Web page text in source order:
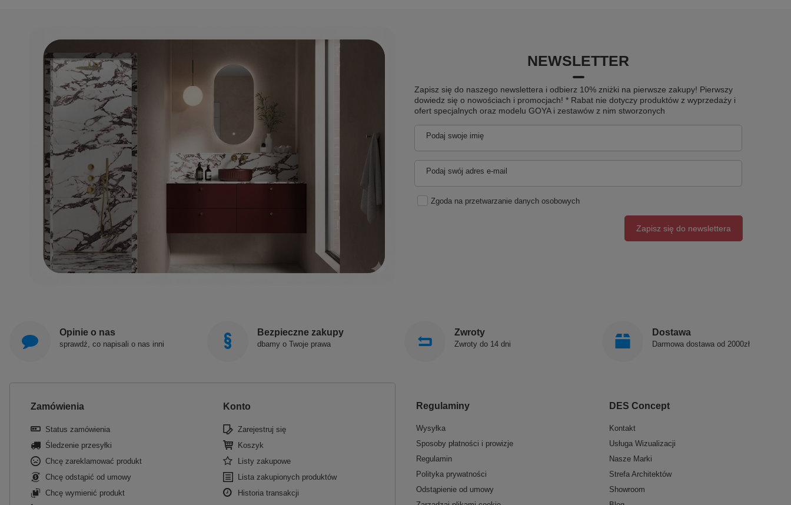
NEWSLETTER
Zapisz się do naszego newslettera i odbierz 10% zniżki na pierwsze zakupy! Pierwszy
dowiedz się o nowościach i promocjach! * Rabat nie dotyczy produktów z wyprzedaży i
ofert specjalnych oraz modelu GOYA i zestawów z nim stworzonych
Podaj swoje imię
Podaj swój adres e-mail
Zgoda na przetwarzanie danych osobowych
Zapisz się do newslettera
Opinie o nas
sprawdź, co napisali o nas inni
Bezpieczne zakupy
dbamy o Twoje prawa
Zwroty
Zwroty do 14 dni
Dostawa
Darmowa dostawa od 2000zł
Zamówienia
Status zamówienia
Śledzenie przesyłki
Chcę zareklamować produkt
Chcę odstąpić od umowy
Chcę wymienić produkt
Konto
Zarejestruj się
Koszyk
Listy zakupowe
Lista zakupionych produktów
Historia transakcji
Regulaminy
Wysyłka
Sposoby płatności i prowizje
Regulamin
Polityka prywatności
Odstąpienie od umowy
DES Concept
Kontakt
Usługa Wizualizacji
Nasze Marki
Strefa Architektów
Showroom